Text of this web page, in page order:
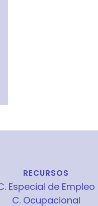
RECURSOS
Especial de Empleo
C. Ocupacional